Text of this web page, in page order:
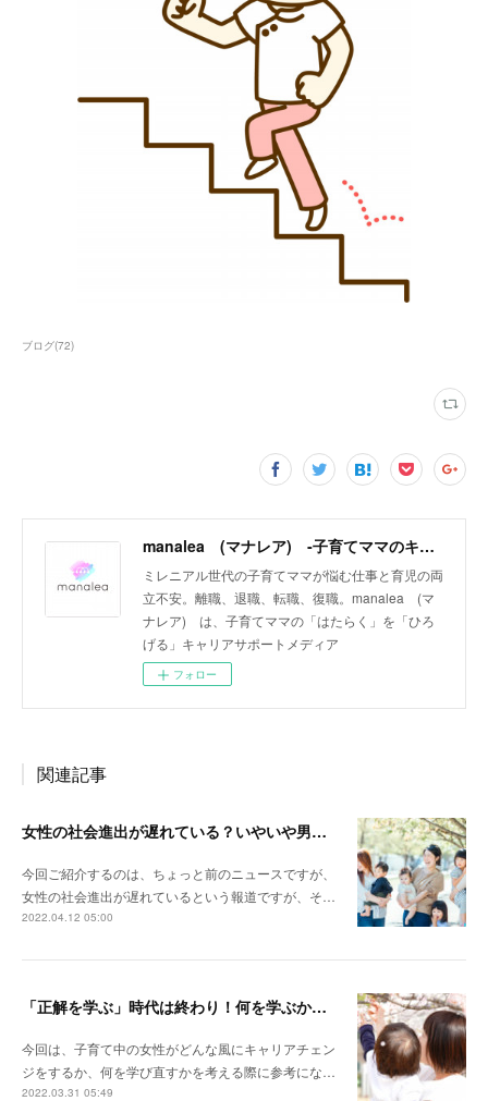
ブログ(72)
manalea (マナレア) ‐子育てママのキャリアサポートメディア‐
ミレニアル世代の子育てママが悩む仕事と育児の両
立不安。離職、退職、転職、復職。manalea (マ
ナレア) は、子育てママの「はたらく」を「ひろ
げる」キャリアサポートメディア
フォロー
関連記事
女性の社会進出が遅れている？いやいや男性の育児参加が遅れているんじゃない？
今回ご紹介するのは、ちょっと前のニュースですが、
女性の社会進出が遅れているという報道ですが、そ…
2022.04.12 05:00
「正解を学ぶ」時代は終わり！何を学ぶか迷ったときの３つのキーワードとは？！
今回は、子育て中の女性がどんな風にキャリアチェン
ジをするか、何を学び直すかを考える際に参考にな…
2022.03.31 05:49